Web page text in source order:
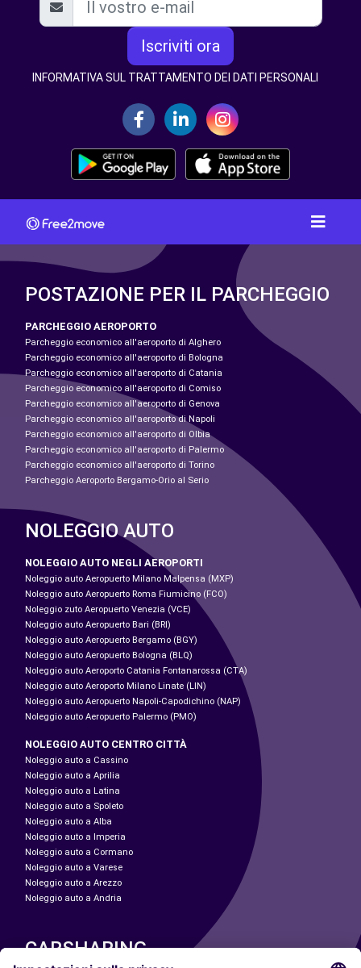
Iscriviti ora
INFORMATIVA SUL TRATTAMENTO DEI DATI PERSONALI
POSTAZIONE PER IL PARCHEGGIO
PARCHEGGIO AEROPORTO
Parcheggio economico all'aeroporto di Alghero
Parcheggio economico all'aeroporto di Bologna
Parcheggio economico all'aeroporto di Catania
Parcheggio economico all'aeroporto di Comiso
Parcheggio economico all'aeroporto di Genova
Parcheggio economico all'aeroporto di Napoli
Parcheggio economico all'aeroporto di Olbia
Parcheggio economico all'aeroporto di Palermo
Parcheggio economico all'aeroporto di Torino
Parcheggio Aeroporto Bergamo-Orio al Serio
NOLEGGIO AUTO
NOLEGGIO AUTO NEGLI AEROPORTI
Noleggio auto Aeropuerto Milano Malpensa (MXP)
Noleggio auto Aeropuerto Roma Fiumicino (FCO)
Noleggio zuto Aeropuerto Venezia (VCE)
Noleggio auto Aeropuerto Bari (BRI)
Noleggio auto Aeropuerto Bergamo (BGY)
Noleggio auto Aeropuerto Bologna (BLQ)
Noleggio auto Aeroporto Catania Fontanarossa (CTA)
Noleggio auto Aeroporto Milano Linate (LIN)
Noleggio auto Aeropuerto Napoli-Capodichino (NAP)
Noleggio auto Aeropuerto Palermo (PMO)
NOLEGGIO AUTO CENTRO CITTÀ
Noleggio auto a Cassino
Noleggio auto a Aprilia
Noleggio auto a Latina
Noleggio auto a Spoleto
Noleggio auto a Alba
Noleggio auto a Imperia
Noleggio auto a Cormano
Noleggio auto a Varese
Noleggio auto a Arezzo
Noleggio auto a Andria
CARSHARING